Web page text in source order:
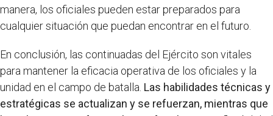
manera, los oficiales pueden estar preparados para
cualquier situación que puedan encontrar en el futuro.
En conclusión, las continuadas del Ejército son vitales
para mantener la eficacia operativa de los oficiales y la
unidad en el campo de batalla. Las habilidades técnicas y
estratégicas se actualizan y se refuerzan, mientras que